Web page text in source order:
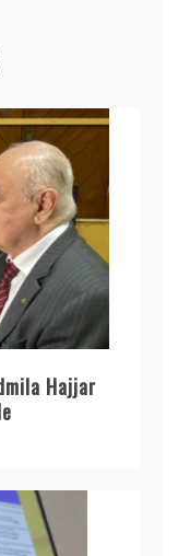
Hajjar